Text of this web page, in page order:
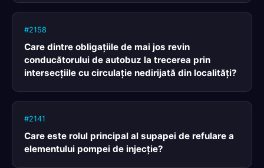
#2158
Care dintre obligaţiile de mai jos revin
conducătorului de autobuz la trecerea prin
intersecţiile cu circulaţie nedirijată din localităţi?
#2141
Care este rolul principal al supapei de refulare a
elementului pompei de injecţie?